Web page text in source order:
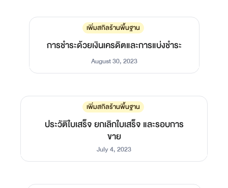
เพิ่มสกิลร้านพื้นฐาน
การชำระด้วยเงินเครดิตและการแบ่งชำระ
August 30, 2023
เพิ่มสกิลร้านพื้นฐาน
ประวัติใบเสร็จ ยกเลิกใบเสร็จ และรอบการ
ขาย
July 4, 2023